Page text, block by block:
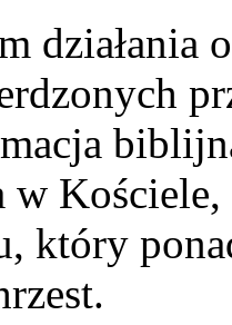
działania
w
który